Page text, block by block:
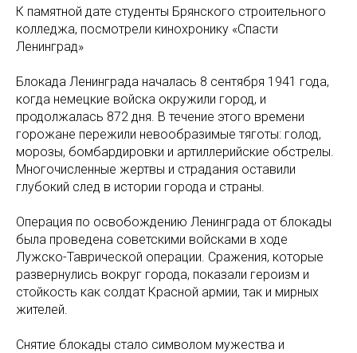
К памятной дате студенты Брянского строительного
колледжа, посмотрели кинохронику «Спасти
Ленинград»
Блокада Ленинграда началась 8 сентября 1941 года,
когда немецкие войска окружили город, и
продолжалась 872 дня. В течение этого времени
горожане пережили невообразимые тяготы: голод,
морозы, бомбардировки и артиллерийские обстрелы.
Многочисленные жертвы и страдания оставили
глубокий след в истории города и страны.
Операция по освобождению Ленинграда от блокады
была проведена советскими войсками в ходе
Лужско-Таврической операции. Сражения, которые
развернулись вокруг города, показали героизм и
стойкость как солдат Красной армии, так и мирных
жителей.
Снятие блокады стало символом мужества и